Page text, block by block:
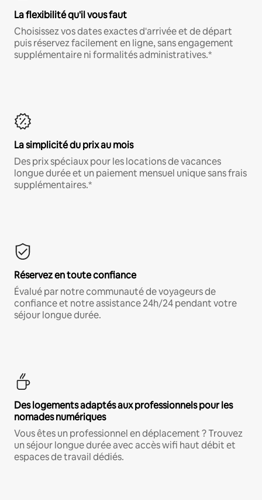
La flexibilité qu'il vous faut
Choisissez vos dates exactes d'arrivée et de départ
puis réservez facilement en ligne, sans engagement
supplémentaire ni formalités administratives.*
La simplicité du prix au mois
Des prix spéciaux pour les locations de vacances
longue durée et un paiement mensuel unique sans frais
supplémentaires.*
Réservez en toute confiance
Évalué par notre communauté de voyageurs de
confiance et notre assistance 24h/24 pendant votre
séjour longue durée.
Des logements adaptés aux professionnels pour les
nomades numériques
Vous êtes un professionnel en déplacement ? Trouvez
un séjour longue durée avec accès wifi haut débit et
espaces de travail dédiés.